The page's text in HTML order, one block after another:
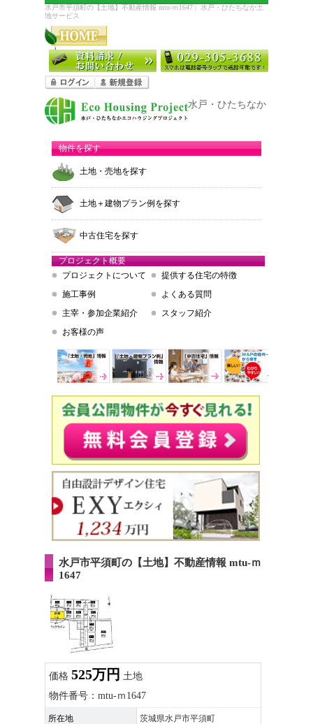
水戸市平須町の【土地】不動産情報 mtu-ｍ1647 | 水戸・ひたちなか土
地サービス
水戸・ひたちなか エコハウ
物件を探す
土地・売地を探す
土地＋建物プラン例を探す
中古住宅を探す
プロジェクト概要
プロジェクトについて
提供する住宅の特徴
施工事例
よくある質問
主宰・参加企業紹介
スタッフ紹介
お客様の声
水戸市平須町の【土地】不動産情報 mtu-ｍ
1647
価格 525万円 土地
物件番号：mtu-ｍ1647
所在地 茨城県水戸市平須町